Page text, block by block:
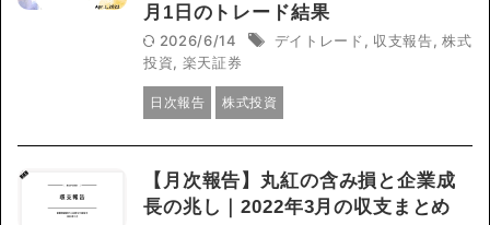
月1日のトレード結果
2026/6/14 デイトレード , 収支報告, 株式
投資, 楽天証券
日次報告 株式投資
【月次報告】丸紅の含み損と企業成
長の兆し｜2022年3月の収支まとめ